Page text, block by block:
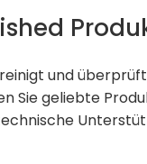
und
Sie geliebte